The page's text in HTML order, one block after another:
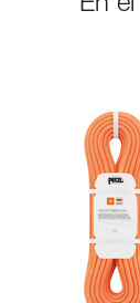
En